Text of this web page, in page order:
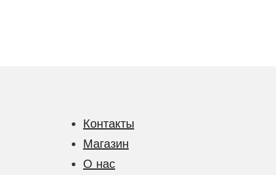
Контакты
Магазин
О нас